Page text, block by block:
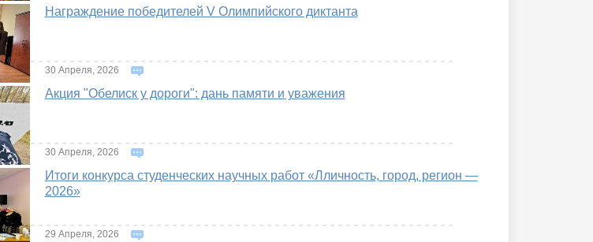
Награждение победителей V Олимпийского диктанта
30 Апреля, 2026
Акция "Обелиск у дороги": дань памяти и уважения
30 Апреля, 2026
Итоги конкурса студенческих научных работ «Лличность, город, регион —
2026»
29 Апреля, 2026